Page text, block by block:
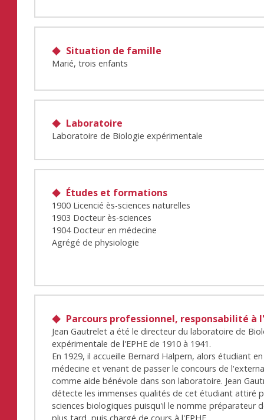
Situation de famille
Marié, trois enfants
Laboratoire
Laboratoire de Biologie expérimentale
Études et formations
1900 Licencié ès-sciences naturelles
1903 Docteur ès-sciences
1904 Docteur en médecine
Agrégé de physiologie
Parcours professionnel, responsabilité à
Jean Gautrelet a été le directeur du laboratoire de
expérimentale de l'EPHE de 1910 à 1941.
En 1929, il accueille Bernard Halpern, alors étudiant en
médecine et venant de passer le concours de
comme aide bénévole dans son laboratoire. Jean
détecte les immenses qualités de cet étudiant attiré
sciences biologiques puisqu'il le nomme préparateur